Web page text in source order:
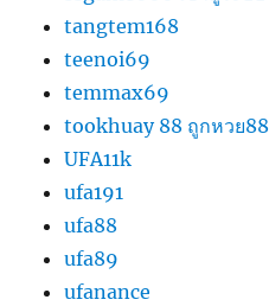
tangtem168
teenoi69
temmax69
tookhuay 88 ถูกหวย88
UFA11k
ufa191
ufa88
ufa89
ufanance